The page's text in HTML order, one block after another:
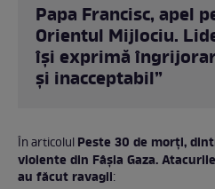
Papa Francisc, apel
Orientul Mijlociu.
își exprimă
și inacceptabil”
În articolulPeste 30 de morți,
violente din Fâșia Gaza.
au făcut ravagii: